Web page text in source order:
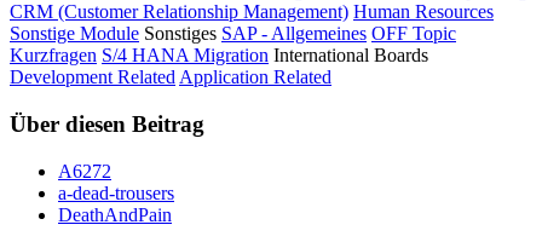
CRM (Customer Relationship Management) Human Resources
Sonstige Module Sonstiges SAP - Allgemeines OFF Topic
Kurzfragen S/4 HANA Migration International Boards
Development Related Application Related
Über diesen Beitrag
A6272
a-dead-trousers
DeathAndPain